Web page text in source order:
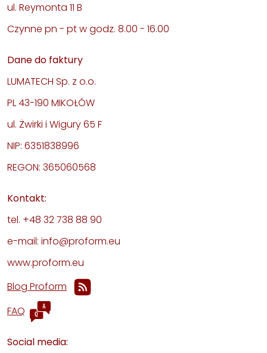
ul. Reymonta 11 B
Czynne pn - pt w godz. 8.00 - 16.00
Dane do faktury
LUMATECH Sp. z o.o.
PL 43-190 MIKOŁÓW
ul. Żwirki i Wigury 65 F
NIP: 6351838996
REGON: 365060568
Kontakt:
tel. +48 32 738 88 90
e-mail: info@proform.eu
www.proform.eu
Blog Proform
FAQ
Social media: